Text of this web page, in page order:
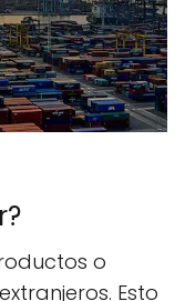
o
Esto